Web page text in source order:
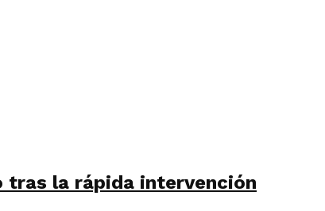
tras la rápida intervención